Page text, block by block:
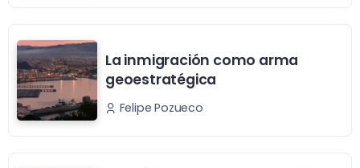
La inmigración como arma
geoestratégica
Felipe Pozueco